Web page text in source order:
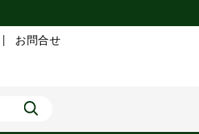
お問合せ